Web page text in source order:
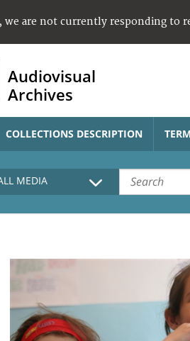
are not currently responding to
Audiovisual
Archives
COLLECTIONS DESCRIPTION
MEDIA